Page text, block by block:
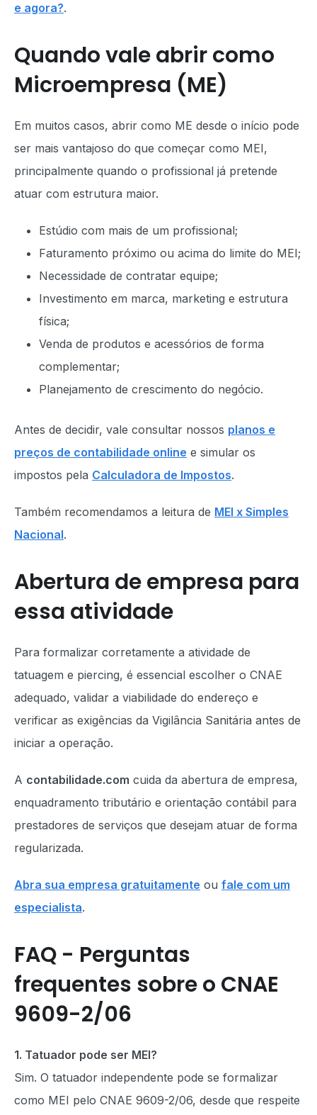
e agora?.
Quando vale abrir como
Microempresa (ME)
Em muitos casos, abrir como ME desde o início pode
ser mais vantajoso do que começar como MEI,
principalmente quando o profissional já pretende
atuar com estrutura maior.
Estúdio com mais de um profissional;
Faturamento próximo ou acima do limite do MEI;
Necessidade de contratar equipe;
Investimento em marca, marketing e estrutura
física;
Venda de produtos e acessórios de forma
complementar;
Planejamento de crescimento do negócio.
Antes de decidir, vale consultar nossos planos e
preços de contabilidade online e simular os
impostos pela Calculadora de Impostos.
Também recomendamos a leitura de MEI x Simples
Nacional.
Abertura de empresa para
essa atividade
Para formalizar corretamente a atividade de
tatuagem e piercing, é essencial escolher o CNAE
adequado, validar a viabilidade do endereço e
verificar as exigências da Vigilância Sanitária antes de
iniciar a operação.
A contabilidade.com cuida da abertura de empresa,
enquadramento tributário e orientação contábil para
prestadores de serviços que desejam atuar de forma
regularizada.
Abra sua empresa gratuitamente ou fale com um
especialista.
FAQ - Perguntas
frequentes sobre o CNAE
9609-2/06
1. Tatuador pode ser MEI?
Sim. O tatuador independente pode se formalizar
como MEI pelo CNAE 9609-2/06, desde que respeite